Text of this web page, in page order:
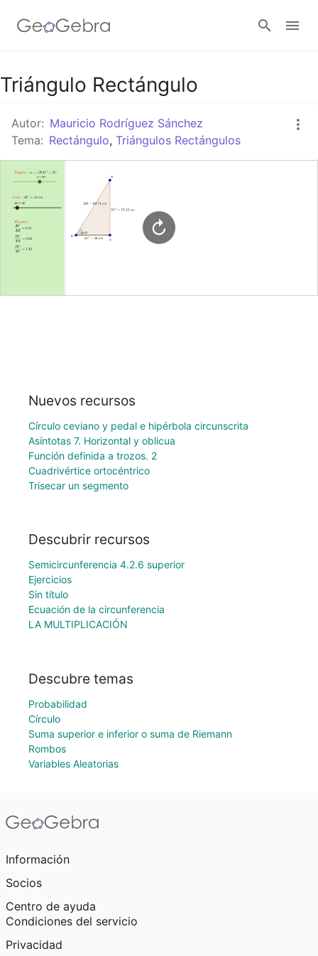
Google Classroom
GeoGebra Classroom
Triángulo Rectángulo
Autor: Mauricio Rodríguez Sánchez
Tema: Rectángulo, Triángulos Rectángulos
Nuevos recursos
Círculo ceviano y pedal e hipérbola circunscrita
Asíntotas 7. Horizontal y oblicua
Función definida a trozos. 2
Cuadrivértice ortocéntrico
Trisecar un segmento
Descubrir recursos
Semicircunferencia 4.2.6 superior
Ejercicios
Sin título
Ecuación de la circunferencia
LA MULTIPLICACIÓN
Descubre temas
Probabilidad
Círculo
Suma superior e inferior o suma de Riemann
Rombos
Variables Aleatorias
Información
Socios
Centro de ayuda
Condiciones del servicio
Privacidad